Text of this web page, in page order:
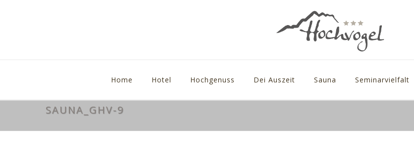
Home Hotel Hochgenuss Dei Auszeit Sauna Seminarvielfalt
SAUNA_GHV-9